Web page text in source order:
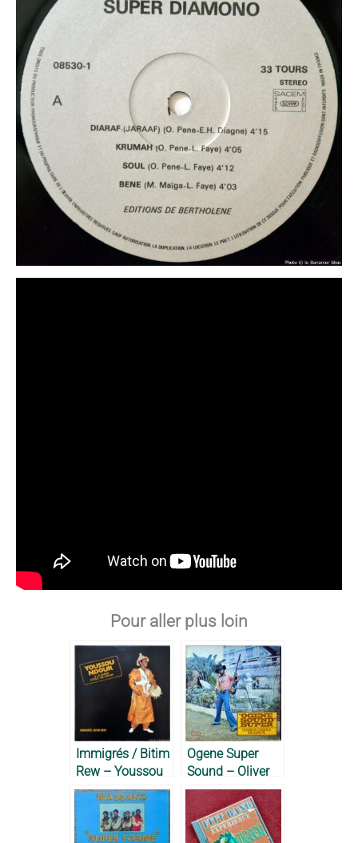
Pour aller plus loin
Immigrés / Bitim
Rew – Youssou
N’Dour & Super
Étoile de Dakar,
1984
Ogene Super
Sound – Oliver
de Coque, 1977